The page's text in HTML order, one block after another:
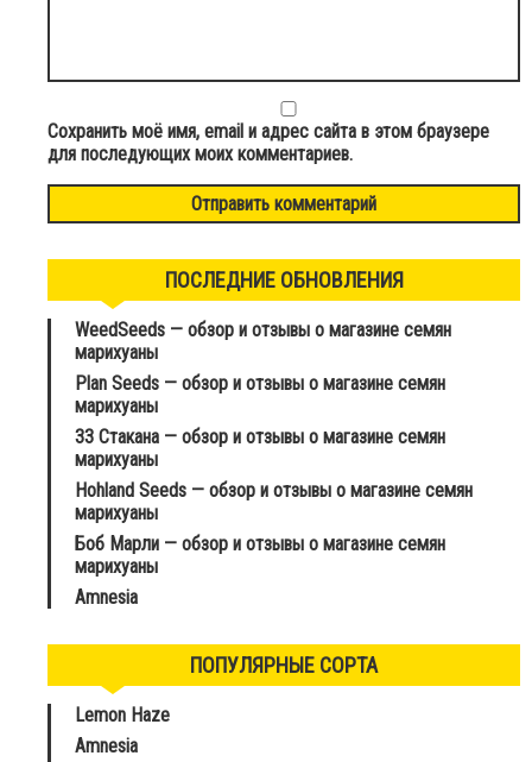
Сохранить моё имя, email и адрес сайта в этом браузере
для последующих моих комментариев.
ПОСЛЕДНИЕ ОБНОВЛЕНИЯ
WeedSeeds — обзор и отзывы о магазине семян
марихуаны
Plan Seeds — обзор и отзывы о магазине семян
марихуаны
33 Стакана — обзор и отзывы о магазине семян
марихуаны
Hohland Seeds — обзор и отзывы о магазине семян
марихуаны
Боб Марли — обзор и отзывы о магазине семян
марихуаны
Amnesia
ПОПУЛЯРНЫЕ СОРТА
Lemon Haze
Amnesia